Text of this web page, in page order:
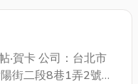
‧賀卡 公司：台北市
街二段8巷1弄2號